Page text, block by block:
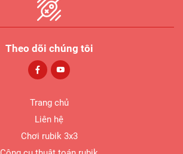
Theo dõi chúng tôi
Trang chủ
Liên hệ
Chơi rubik 3x3